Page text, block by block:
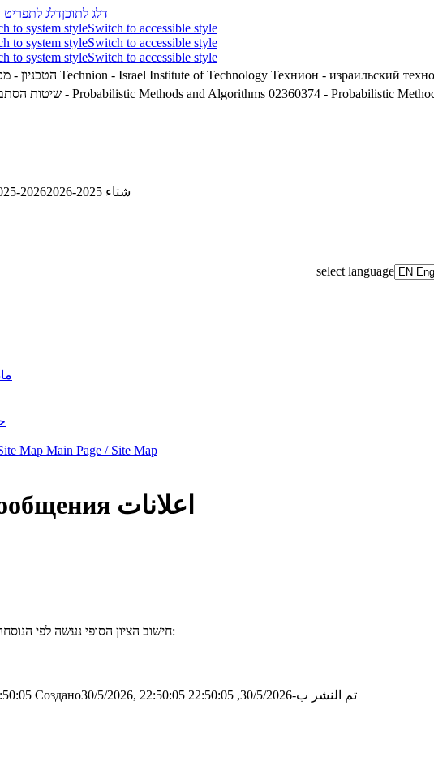
דלג לתוכןדלג לתפריט
to system styleSwitch to accessible style
to system styleSwitch to accessible style
to system styleSwitch to accessible style
Technion - Israel Institute of Technology Технион - израильский
02360374 - 02360374 - Probabilistic Methods and Algorithms 02360374 - Probabilistic
2026 شتاء 2025-2026
select language
Map Main Page / Site Map
اعلانات
חישוב הציון הסופי נעשה לפי הנוסחה הבאה (כאשר "איקס" הוא סכום ציוני השאלות הסמסטר):
Создано30/5/2026, 22:50:05 تم النشر ب-30/5/2026, 22:50:05